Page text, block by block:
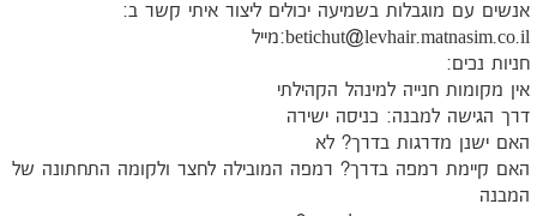
אנשים עם מוגבלות בשמיעה יכולים ליצור איתי קשר ב:
betichut@levhair.matnasim.co.il:מייל
חניות נכים:
אין מקומות חנייה למינהל הקהילתי
דרך הגישה למבנה: כניסה ישירה
האם ישנן מדרגות בדרך? לא
האם קיימת רמפה בדרך? רמפה המובילה לחצר ולקומה התחתונה של
המבנה